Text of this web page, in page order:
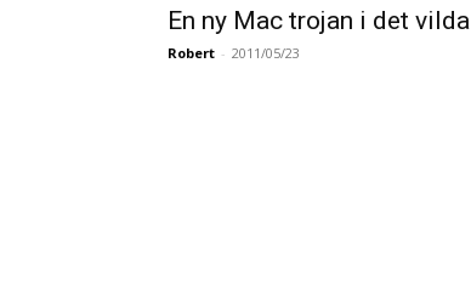
En ny Mac trojan i det vilda
Robert - 2011/05/23